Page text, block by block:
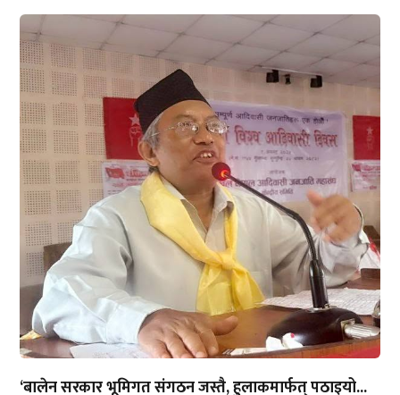
‘बालेन सरकार भूमिगत संगठन जस्तै, हुलाकमार्फत् पठाइयो...